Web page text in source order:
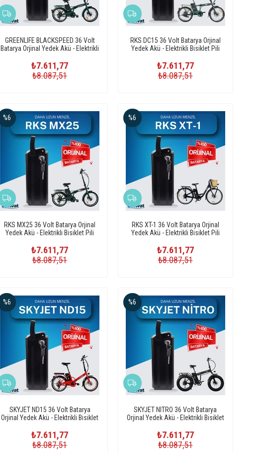
GREENLIFE BLACKSPEED 36 Volt
Batarya Orjinal Yedek Akü - Elektrikli
₺7.611,77
₺8.087,51
RKS DC15 36 Volt Batarya Orjinal
Yedek Akü - Elektrikli Bisiklet Pili
₺7.611,77
₺8.087,51
RKS MX25 36 Volt Batarya Orjinal
Yedek Akü - Elektrikli Bisiklet Pili
₺7.611,77
₺8.087,51
%6
RKS XT-1 36 Volt Batarya Orjinal
Yedek Akü - Elektrikli Bisiklet Pili
₺7.611,77
₺8.087,51
%6
SKYJET ND15 36 Volt Batarya
Orjinal Yedek Akü - Elektrikli Bisiklet
₺7.611,77
₺8.087,51
%6
SKYJET NITRO 36 Volt Batarya
Orjinal Yedek Akü - Elektrikli Bisiklet
₺7.611,77
₺8.087,51
%6